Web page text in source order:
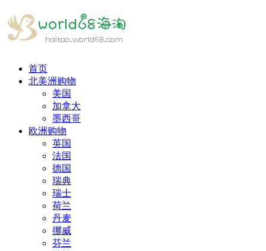
首页
北美洲购物
美国
加拿大
墨西哥
欧洲购物
英国
法国
德国
瑞典
瑞士
荷兰
丹麦
挪威
芬兰